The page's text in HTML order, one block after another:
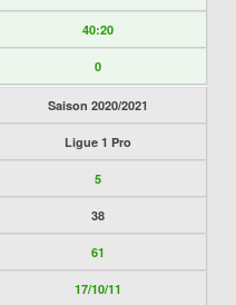
40:20
0
Saison 2020/2021
Ligue 1 Pro
5
38
61
17/10/11